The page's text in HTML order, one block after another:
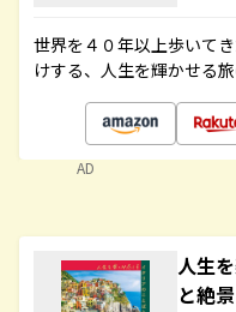
世界を４０年以上歩いて
けする、人生を輝かせる
AD
人生
と絶